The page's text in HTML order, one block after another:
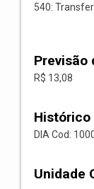
540:
Previsão
R$ 13,08
Histórico
DIA Cod:
Unidade